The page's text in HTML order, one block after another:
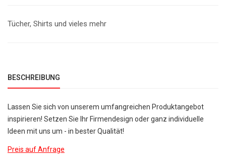
Tücher, Shirts und vieles mehr
BESCHREIBUNG
Lassen Sie sich von unserem umfangreichen Produktangebot
inspirieren! Setzen Sie Ihr Firmendesign oder ganz individuelle
Ideen mit uns um - in bester Qualität!
Preis auf Anfrage